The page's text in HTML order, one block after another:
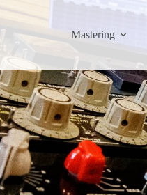
Mastering